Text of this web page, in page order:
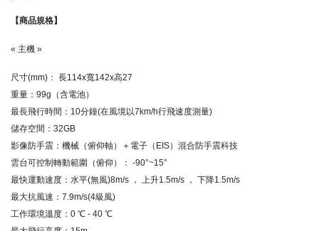
【商品規格】
« 主機 »
尺寸(mm)： 長114x寬142x高27
重量：99g（含電池）
最長飛行時間：10分鐘(在風境以7km/h行飛速度測量)
儲存空間：32GB
影像防手震：機械（俯仰軸）＋電子（EIS）混合防手震科技
雲台可控制轉動範圍（俯仰）： -90°~15°
最快運動速度：水平(無風)8m/s ， 上升1.5m/s ， 下降1.5m/s
最大抗風速：7.9m/s(4級風)
工作環境溫度：0 ℃ - 40 ℃